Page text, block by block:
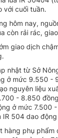
với cuối tuần.
hôm nay,
còn rải rác,
giao dịch
nhật từ Sở
ở mức 9.550 -
nguyên liệu
- 8.850
ở mức 7.500
504 dao
hàng phụ